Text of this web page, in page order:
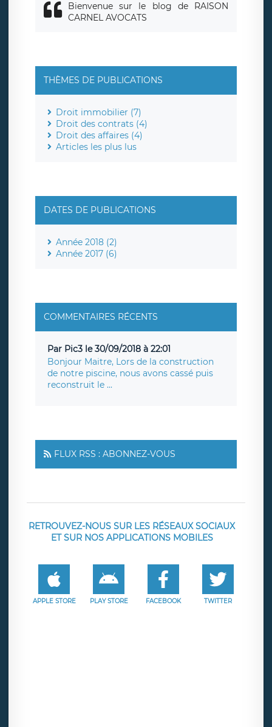
Bienvenue sur le blog de RAISON
CARNEL AVOCATS
THÈMES DE PUBLICATIONS
Droit immobilier (7)
Droit des contrats (4)
Droit des affaires (4)
Articles les plus lus
DATES DE PUBLICATIONS
Année 2018 (2)
Année 2017 (6)
COMMENTAIRES RÉCENTS
Par Pic3 le 30/09/2018 à 22:01
Bonjour Maitre, Lors de la construction
de notre piscine, nous avons cassé puis
reconstruit le ...
FLUX RSS : ABONNEZ-VOUS
RETROUVEZ-NOUS SUR LES RÉSEAUX SOCIAUX
ET SUR NOS APPLICATIONS MOBILES
APPLE STORE PLAY STORE FACEBOOK TWITTER